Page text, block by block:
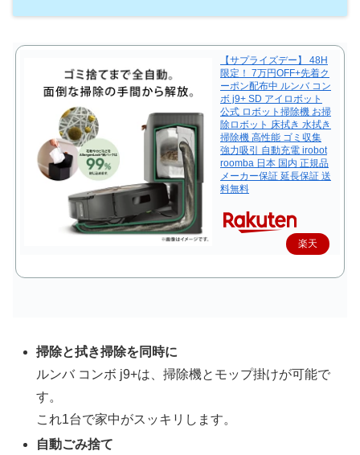
【サプライズデー】 48H
限定！ 7万円OFF+先着ク
ーポン配布中 ルンバ コン
ボ j9+ SD アイロボット
公式 ロボット掃除機 お掃
除ロボット 床拭き 水拭き
掃除機 高性能 ゴミ収集
強力吸引 自動充電 irobot
roomba 日本 国内 正規品
メーカー保証 延長保証 送
料無料
楽天
掃除と拭き掃除を同時に
ルンバ コンボ j9+は、掃除機とモップ掛けが可能で
す。
これ1台で家中がスッキリします。
自動ごみ捨て